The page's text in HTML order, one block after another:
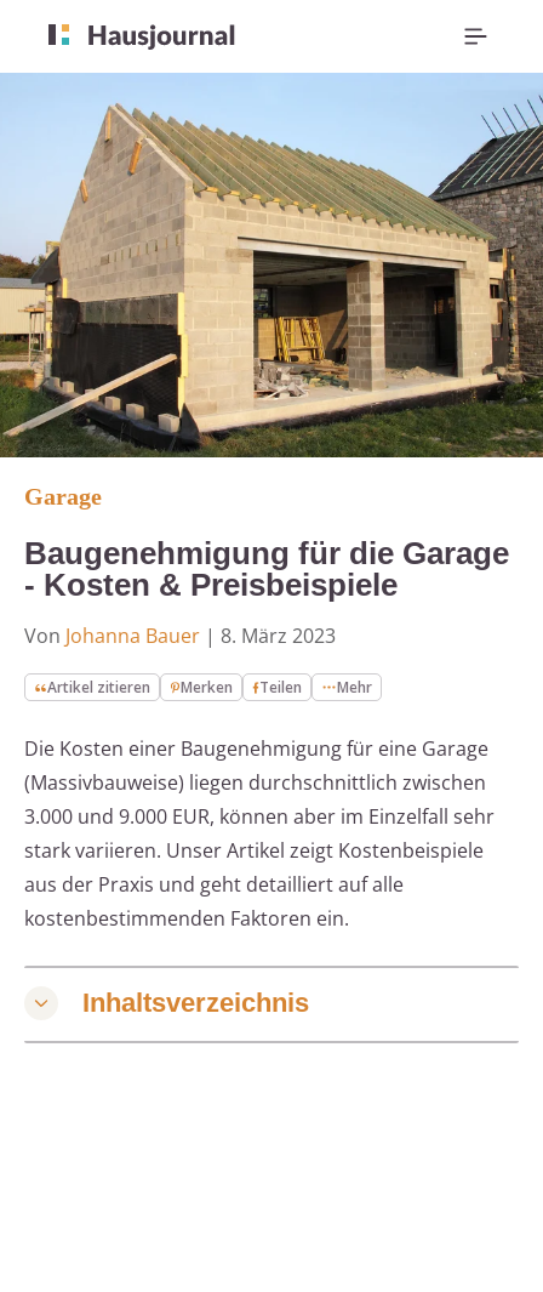
Garage
Baugenehmigung für die Garage
- Kosten & Preisbeispiele
Von Johanna Bauer | 8. März 2023
Artikel zitieren Merken Teilen Mehr
Die Kosten einer Baugenehmigung für eine Garage
(Massivbauweise) liegen durchschnittlich zwischen
3.000 und 9.000 EUR, können aber im Einzelfall sehr
stark variieren. Unser Artikel zeigt Kostenbeispiele
aus der Praxis und geht detailliert auf alle
kostenbestimmenden Faktoren ein.
Inhaltsverzeichnis